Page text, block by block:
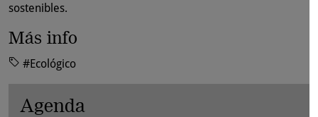
sostenibles.
Más info
#Ecológico
Agenda